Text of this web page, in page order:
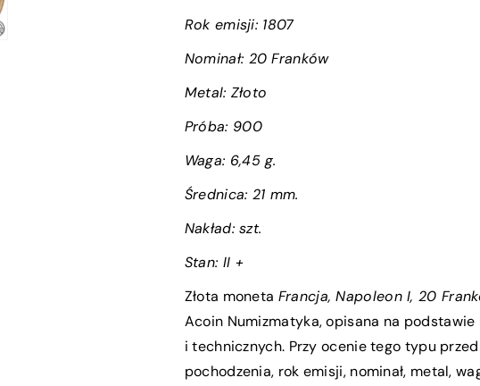
Rok emisji: 1807
Nominał: 20 Franków
Metal: Złoto
Próba: 900
Waga: 6,45 g.
Średnica: 21 mm.
Nakład: szt.
Stan: II +
Złota moneta Francja, Napoleon I, 20
Acoin Numizmatyka, opisana na
i technicznych. Przy ocenie tego typu
pochodzenia, rok emisji, nominał, metal,